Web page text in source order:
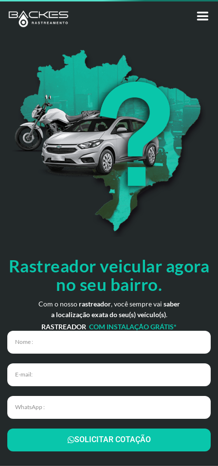
Rastreador veicular agora
no seu bairro.
Com o nosso rastreador, você sempre vai saber
a localização exata do seu(s) veículo(s).
RASTREADOR COM INSTALAÇÃO GRÁTIS*
SOLICITAR COTAÇÃO